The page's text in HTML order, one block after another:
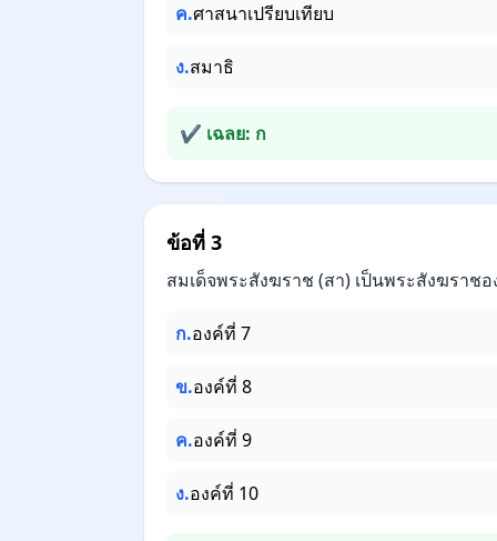
ค.ศาสนาเปรียบเทียบ
ง.สมาธิ
✔ เฉลย: ก
ข้อที่ 3
สมเด็จพระสังฆราช (สา) เป็นพระสังฆราช
ก.องค์ที่ 7
ข.องค์ที่ 8
ค.องค์ที่ 9
ง.องค์ที่ 10